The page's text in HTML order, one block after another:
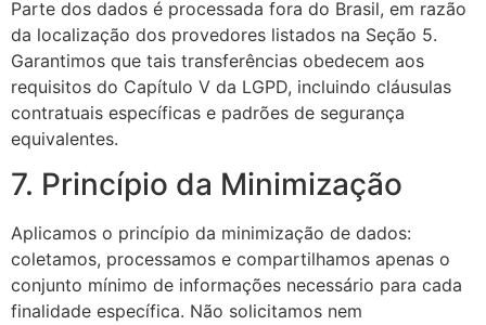
Parte dos dados é processada fora do Brasil, em razão
da localização dos provedores listados na Seção 5.
Garantimos que tais transferências obedecem aos
requisitos do Capítulo V da LGPD, incluindo cláusulas
contratuais específicas e padrões de segurança
equivalentes.
7. Princípio da Minimização
Aplicamos o princípio da minimização de dados:
coletamos, processamos e compartilhamos apenas o
conjunto mínimo de informações necessário para cada
finalidade específica. Não solicitamos nem